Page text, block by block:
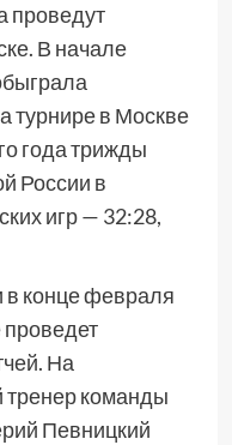
проведут
В начале
турнире в Москве
года трижды
России в
игр — 32:28,
конце февраля
проведет
На
тренер команды
Певницкий